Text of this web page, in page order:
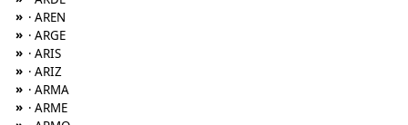
» · AREN
» · ARGE
» · ARIS
» · ARIZ
» · ARMA
» · ARME